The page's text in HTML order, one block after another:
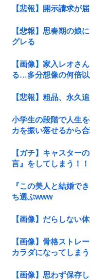
【悲報】開示請求が
【悲報】思春期の娘
グレる
【画像】家入レオさ
る…多分想像の何倍
【悲報】粗品、永久
小学生の段階で人生
カを振い落せるから
【ガチ】キャスター
言』をしてしまう！！
『この美人と結婚で
ち選ぶwww
【画像】だらしない
【画像】骨格ストレ
カラダになってしま
【画像】思わず保存